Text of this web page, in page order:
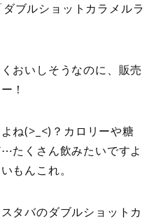
ブルショットカラメルラ
おいしそうなのに、販売
！
ね(>_<)？カロリーや糖
たくさん飲みたいですよ
もんこれ。
タバのダブルショットカ